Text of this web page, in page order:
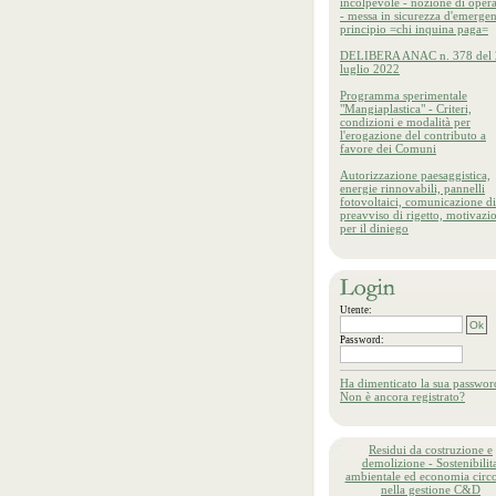
- messa in sicurezza
principio =chi inquina paga=
DELIBERA ANAC n. 378 del
luglio 2022
Programma sperimentale
"Mangiaplastica" - Criteri,
condizioni e modalità per
l'erogazione del contributo a
favore dei Comuni
Autorizzazione paesaggistica,
energie rinnovabili, pannelli
fotovoltaici, comunicazione di
preavviso di rigetto,
per il diniego
Utente:
Password:
Ha dimenticato la sua
Non è ancora registrato?
Residui da costruzione e
demolizione -
ambientale ed economia
nella gestione C&D